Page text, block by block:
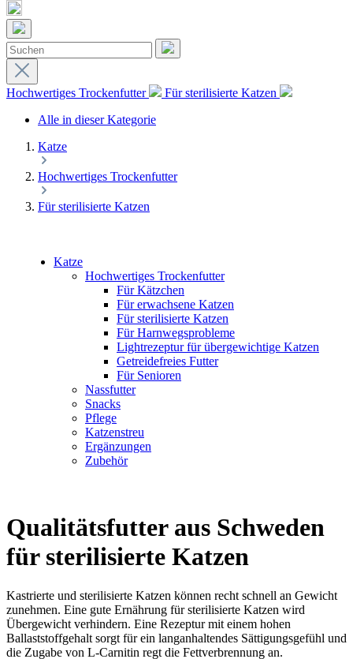
Hochwertiges Trockenfutter
Für sterilisierte Katzen
Alle in dieser Kategorie
Katze
Hochwertiges Trockenfutter
Für sterilisierte Katzen
Katze
Hochwertiges Trockenfutter
Für Kätzchen
Für erwachsene Katzen
Für sterilisierte Katzen
Für Harnwegsprobleme
Lightrezeptur für übergewichtige Katzen
Getreidefreies Futter
Für Senioren
Nassfutter
Snacks
Pflege
Katzenstreu
Ergänzungen
Zubehör
Qualitätsfutter aus Schweden
für sterilisierte Katzen
Kastrierte und sterilisierte Katzen können recht schnell an Gewicht
zunehmen. Eine gute Ernährung für sterilisierte Katzen wird
Übergewicht verhindern. Eine Rezeptur mit einem hohen
Ballaststoffgehalt sorgt für ein langanhaltendes Sättigungsgefühl und
die Zugabe von L-Carnitin regt die Fettverbrennung an.